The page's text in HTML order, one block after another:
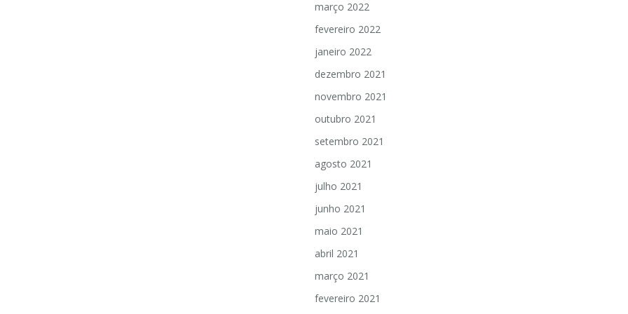
março 2022
fevereiro 2022
janeiro 2022
dezembro 2021
novembro 2021
outubro 2021
setembro 2021
agosto 2021
julho 2021
junho 2021
maio 2021
abril 2021
março 2021
fevereiro 2021